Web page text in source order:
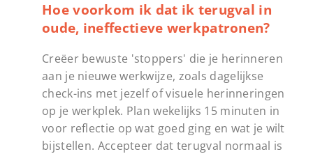
Hoe voorkom ik dat ik terugval in
oude, ineffectieve werkpatronen?
Creëer bewuste 'stoppers' die je herinneren
aan je nieuwe werkwijze, zoals dagelijkse
check-ins met jezelf of visuele herinneringen
op je werkplek. Plan wekelijks 15 minuten in
voor reflectie op wat goed ging en wat je wilt
bijstellen. Accepteer dat terugval normaal is